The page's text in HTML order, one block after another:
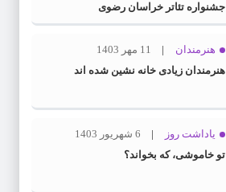
جشنواره تئاتر خراسان رضوی
هنرمندان
11 مهر 1403
هنرمندان زیادی خانه نشین شده اند
یاداشت روز
6 شهریور 1403
تو خاموشی، که بخواند؟